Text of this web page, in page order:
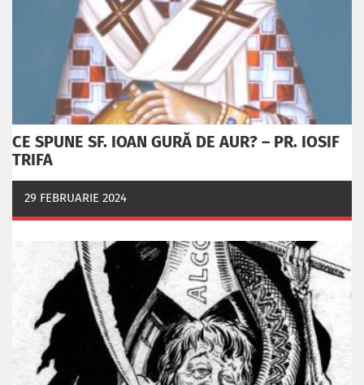
CE SPUNE SF. IOAN GURĂ DE AUR? – PR. IOSIF
TRIFA
29 FEBRUARIE 2024